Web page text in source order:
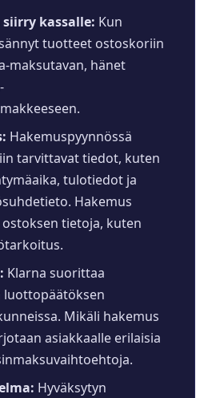
kassalle: Kun
tuotteet ostoskoriin
maksutavan, hänet
Hakemuspyynnössä
tarvittavat tiedot, kuten
tulotiedot ja
Hakemus
tietoja, kuten
Klarna suorittaa
Mikäli hakemus
asiakkaalle erilaisia
Hyväksytyn